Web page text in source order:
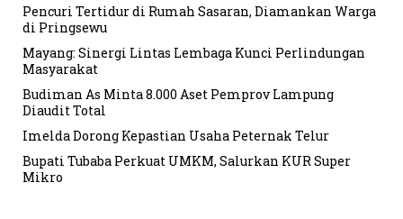
Pencuri Tertidur di Rumah Sasaran, Diamankan Warga
di Pringsewu
Mayang: Sinergi Lintas Lembaga Kunci Perlindungan
Masyarakat
Budiman As Minta 8.000 Aset Pemprov Lampung
Diaudit Total
Imelda Dorong Kepastian Usaha Peternak Telur
Bupati Tubaba Perkuat UMKM, Salurkan KUR Super
Mikro